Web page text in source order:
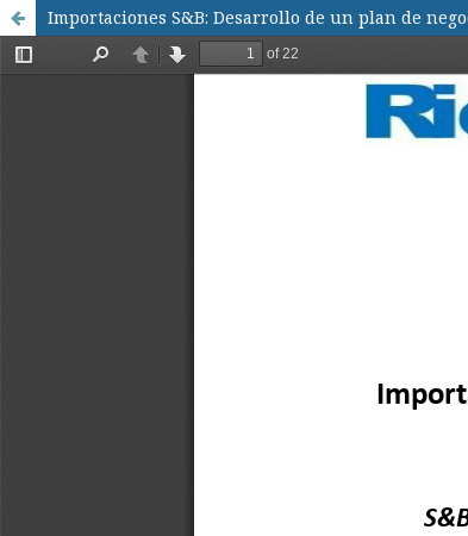
Importaciones S&B: Desarrollo de un plan de